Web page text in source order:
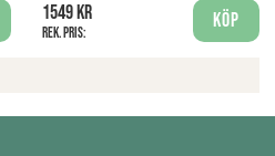
1549 kr
Rek. pris:
Köp